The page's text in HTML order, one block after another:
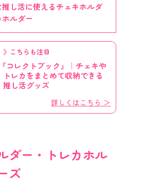
推し活に使えるチェキホルダ
ルダー
》こちらも注目
『コレクトブック』｜チェキや
トレカをまとめて収納できる
推し活グッズ
詳しくはこちら ＞
ダー・トレカホル
ズ